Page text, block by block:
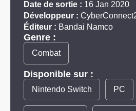
Date de sortie : 16 Jan 2020
Développeur :
Éditeur : Bandai Namco
Genre :
Combat
Disponible sur :
Nintendo Switch PC